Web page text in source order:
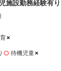
施設勤務経験有り
待機児童